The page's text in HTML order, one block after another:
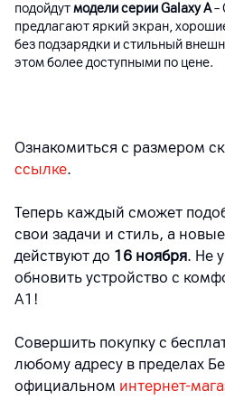
подойдутмодели серии Galaxy A–
предлагают яркий экран,
без подзарядки и стильный
этом более доступными по цене.
Ознакомиться с размером
ссылке.
Теперь каждый сможет
свои задачи и стиль, а
действуют до 16 ноября. Не
обновить устройство с
А1!
Совершить покупку с
любому адресу в пределах
официальном интернет-